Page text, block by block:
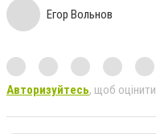
Егор Вольнов
Авторизуйтесь, щоб оцінити